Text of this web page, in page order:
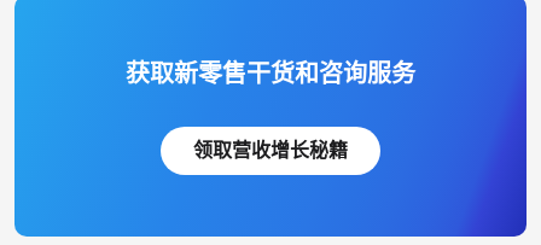
获取新零售干货和咨询服务
领取营收增长秘籍